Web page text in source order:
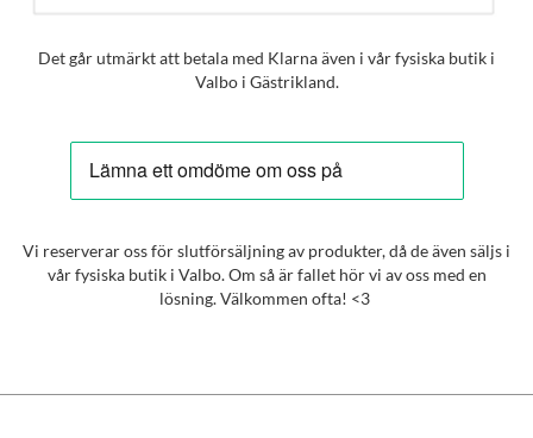
Det går utmärkt att betala med Klarna även i vår fysiska butik i
Valbo i Gästrikland.
Vi reserverar oss för slutförsäljning av produkter, då de även säljs i
vår fysiska butik i Valbo. Om så är fallet hör vi av oss med en
lösning. Välkommen ofta! <3